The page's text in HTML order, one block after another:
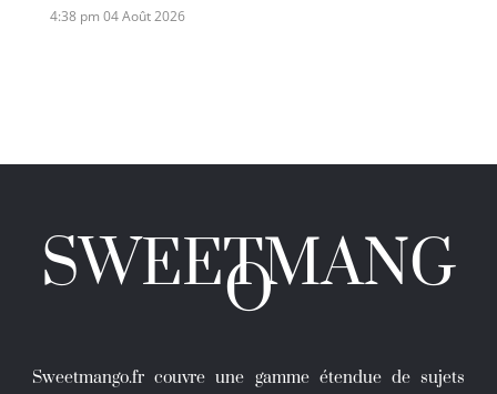
4:38 pm 04 Août 2026
SWEETMANG
O
Sweetmango.fr couvre une gamme étendue de sujets